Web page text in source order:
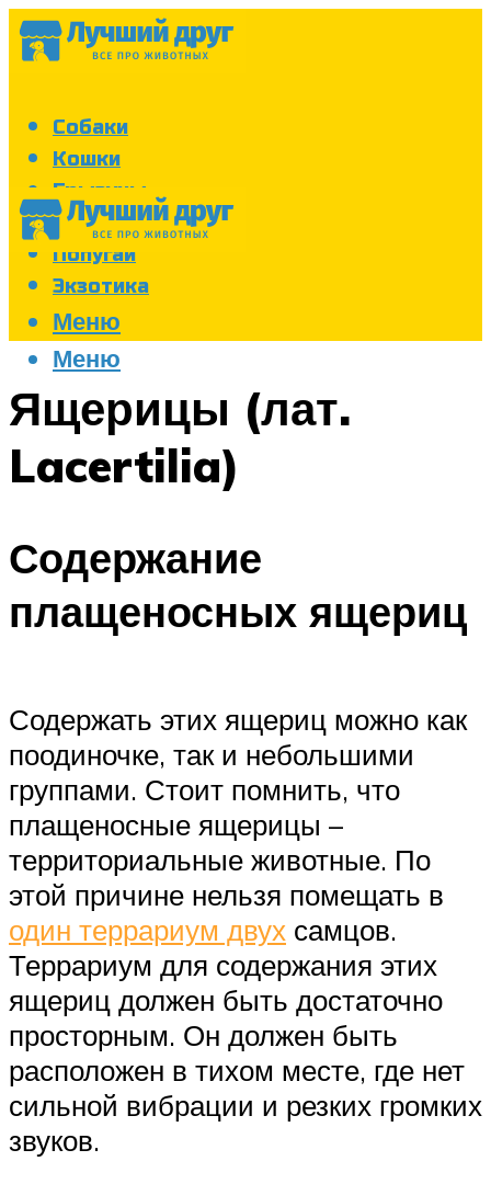
Собаки
Кошки
Грызуны
Аквариум
Попугаи
Экзотика
Меню
Меню
Ящерицы (лат.
Lacertilia)
Содержание
плащеносных ящериц
Содержать этих ящериц можно как
поодиночке, так и небольшими
группами. Стоит помнить, что
плащеносные ящерицы –
территориальные животные. По
этой причине нельзя помещать в
один террариум двух самцов.
Террариум для содержания этих
ящериц должен быть достаточно
просторным. Он должен быть
расположен в тихом месте, где нет
сильной вибрации и резких громких
звуков.